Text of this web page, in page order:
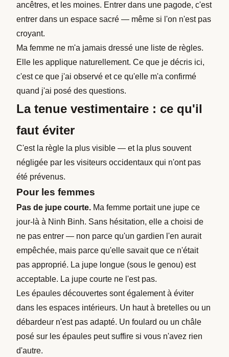
ancêtres, et les moines. Entrer dans une pagode, c'est
entrer dans un espace sacré — même si l'on n'est pas
croyant.
Ma femme ne m'a jamais dressé une liste de règles.
Elle les applique naturellement. Ce que je décris ici,
c'est ce que j'ai observé et ce qu'elle m'a confirmé
quand j'ai posé des questions.
La tenue vestimentaire : ce qu'il
faut éviter
C'est la règle la plus visible — et la plus souvent
négligée par les visiteurs occidentaux qui n'ont pas
été prévenus.
Pour les femmes
Pas de jupe courte. Ma femme portait une jupe ce
jour-là à Ninh Binh. Sans hésitation, elle a choisi de
ne pas entrer — non parce qu'un gardien l'en aurait
empêchée, mais parce qu'elle savait que ce n'était
pas approprié. La jupe longue (sous le genou) est
acceptable. La jupe courte ne l'est pas.
Les épaules découvertes sont également à éviter
dans les espaces intérieurs. Un haut à bretelles ou un
débardeur n'est pas adapté. Un foulard ou un châle
posé sur les épaules peut suffire si vous n'avez rien
d'autre.